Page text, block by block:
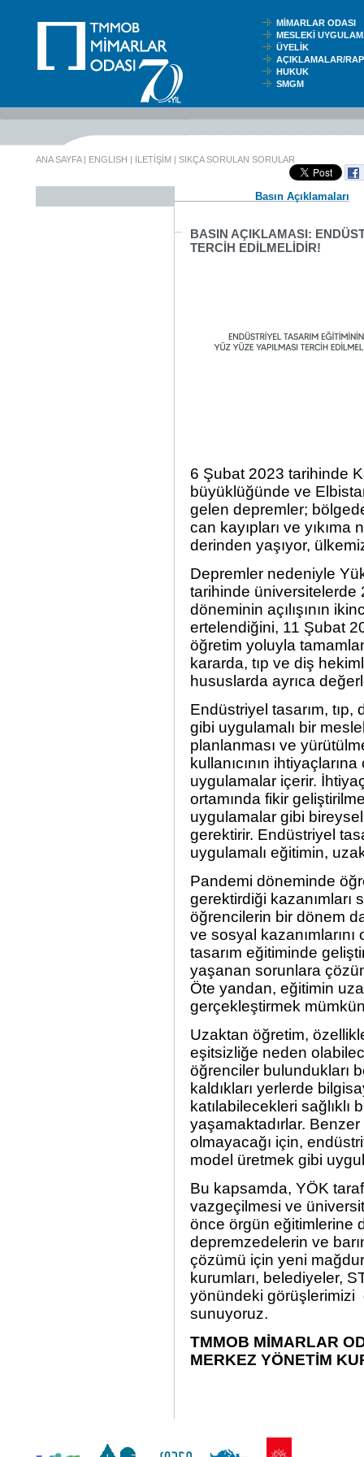
MİMARLAR ODASI
MESLEKİ
ÜYELİK
AÇIKLAMALAR/
HUKUK
SMGM
ANA SAYFA| ENGLISH | İLETİŞİM | SIKÇA SORULAN SORULAR
Basın Açıklamaları
BASIN AÇIKLAMASI:
TERCİH EDİLMELİDİR!
6 Şubat 2023 tarihinde
büyüklüğünde ve
gelen depremler;
can kayıpları ve
derinden yaşıyor,
Depremler nedeniyle
tarihinde üniversitelerde
döneminin açılışının
ertelendiğini, 11 Şubat
öğretim yoluyla
kararda, tıp ve diş
hususlarda ayrıca
Endüstriyel tasarım,
gibi uygulamalı bir
planlanması ve
kullanıcının
uygulamalar içerir.
ortamında fikir
uygulamalar gibi
gerektirir. Endüstriyel
uygulamalı eğitimin,
Pandemi döneminde
gerektirdiği kazanımları
öğrencilerin bir dönem
ve sosyal
tasarım eğitiminde
yaşanan sorunlara
Öte yandan, eğitimin
gerçekleştirmek
Uzaktan öğretim,
eşitsizliğe neden
öğrenciler bulundukları
kaldıkları yerlerde
katılabilecekleri sağlıklı
yaşamaktadırlar.
olmayacağı için,
model üretmek gibi
Bu kapsamda, YÖK
vazgeçilmesi ve
önce örgün eğitimlerine
depremzedelerin ve
çözümü için yeni
kurumları, belediyeler,
yönündeki görüşlerimizi
sunuyoruz.
TMMOB MİMARLAR
MERKEZ YÖNETİM